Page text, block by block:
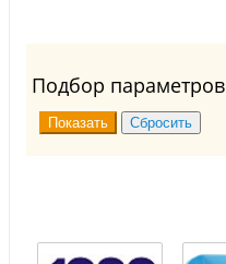
Подбор параметров